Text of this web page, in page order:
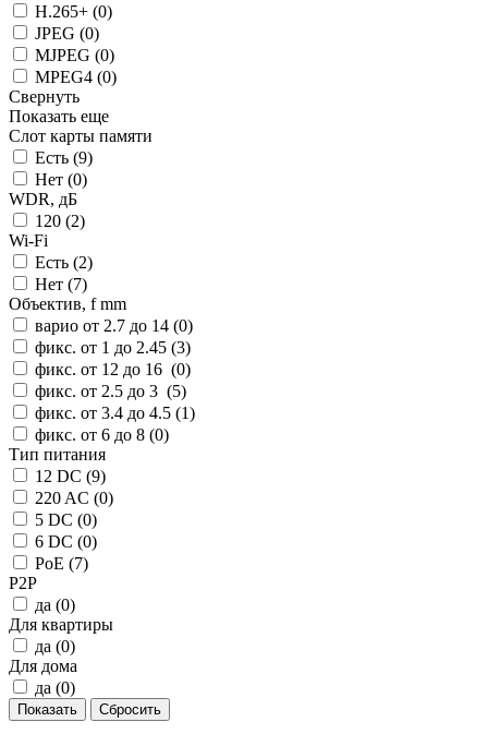
H.265+ (0)
JPEG (0)
MJPEG (0)
MPEG4 (0)
Свернуть
Показать еще
Слот карты памяти
Есть (9)
Нет (0)
WDR, дБ
120 (2)
Wi-Fi
Есть (2)
Нет (7)
Объектив, f mm
варио от 2.7 до 14 (0)
фикс. от 1 до 2.45 (3)
фикс. от 12 до 16 (0)
фикс. от 2.5 до 3 (5)
фикс. от 3.4 до 4.5 (1)
фикс. от 6 до 8 (0)
Тип питания
12 DC (9)
220 AC (0)
5 DC (0)
6 DC (0)
PoE (7)
P2P
да (0)
Для квартиры
да (0)
Для дома
да (0)